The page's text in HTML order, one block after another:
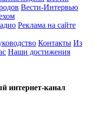
Вести-Интервью
Реклама на сайте
Контакты Из
Наши достижения
интернет-канал